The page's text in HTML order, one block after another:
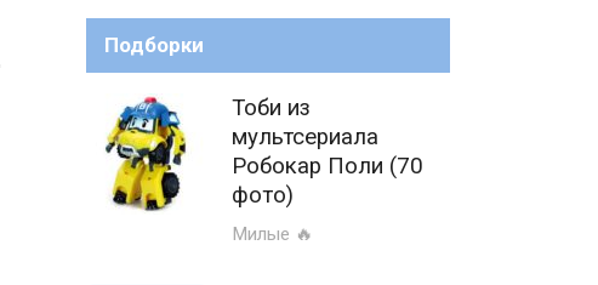
Подборки
Тоби из
мультсериала
Робокар Поли (70
фото)
Милые 🔥